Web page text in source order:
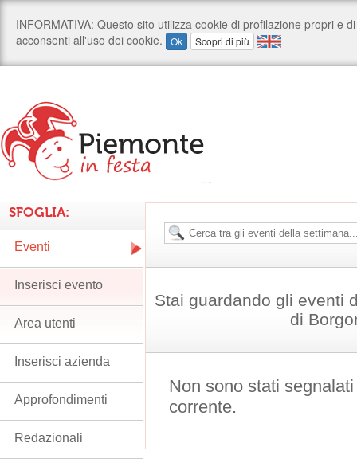
Stai guardando gli eventi
di
Non sono stati
corrente.
SFOGLIA:
Eventi
Inserisci evento
Area utenti
Inserisci azienda
Approfondimenti
Redazionali